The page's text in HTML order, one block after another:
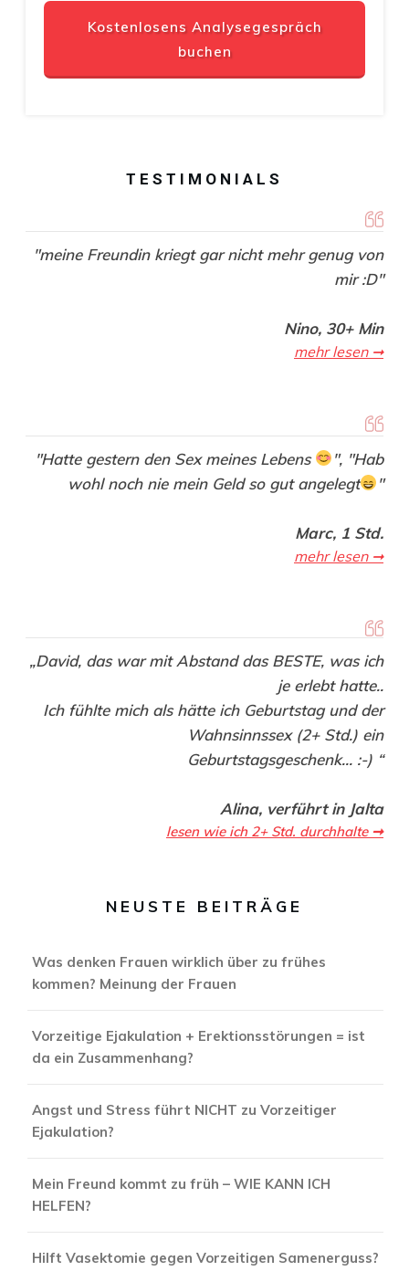
Kostenlosens Analysegespräch
buchen
TESTIMONIALS
"meine Freundin kriegt gar nicht mehr genug von
mir :D"
Nino, 30+ Min
mehr lesen ➞
"Hatte gestern den Sex meines Lebens ", "Hab
wohl noch nie mein Geld so gut angelegt
"
Marc, 1 Std.
mehr lesen ➞
„David, das war mit Abstand das BESTE, was ich
je erlebt hatte..
Ich fühlte mich als hätte ich Geburtstag und der
Wahnsinnssex (2+ Std.) ein
Geburtstagsgeschenk... :-) “
Alina, verführt in Jalta
lesen wie ich 2+ Std. durchhalte ➞
NEUSTE BEITRÄGE
Was denken Frauen wirklich über zu frühes
kommen? Meinung der Frauen
Vorzeitige Ejakulation + Erektionsstörungen = ist
da ein Zusammenhang?
Angst und Stress führt NICHT zu Vorzeitiger
Ejakulation?
Mein Freund kommt zu früh – WIE KANN ICH
HELFEN?
Hilft Vasektomie gegen Vorzeitigen Samenerguss?